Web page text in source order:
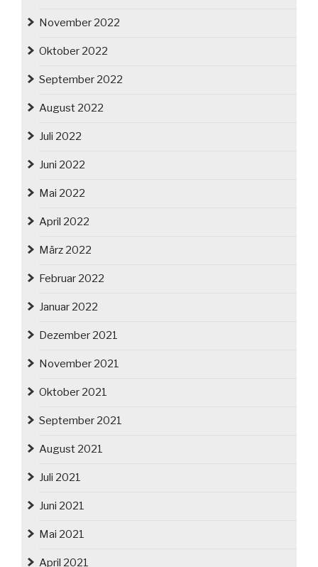
November 2022
Oktober 2022
September 2022
August 2022
Juli 2022
Juni 2022
Mai 2022
April 2022
März 2022
Februar 2022
Januar 2022
Dezember 2021
November 2021
Oktober 2021
September 2021
August 2021
Juli 2021
Juni 2021
Mai 2021
April 2021